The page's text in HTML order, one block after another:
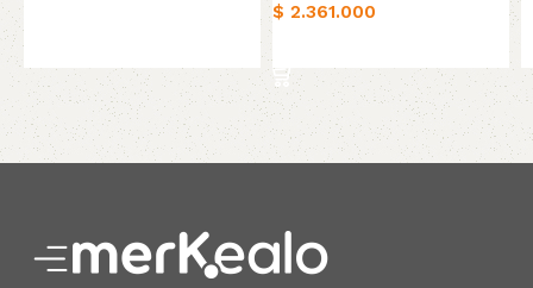
$ 2.361.000
Read More